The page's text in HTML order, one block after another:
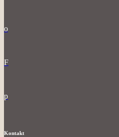
o
F
p
Kontakt